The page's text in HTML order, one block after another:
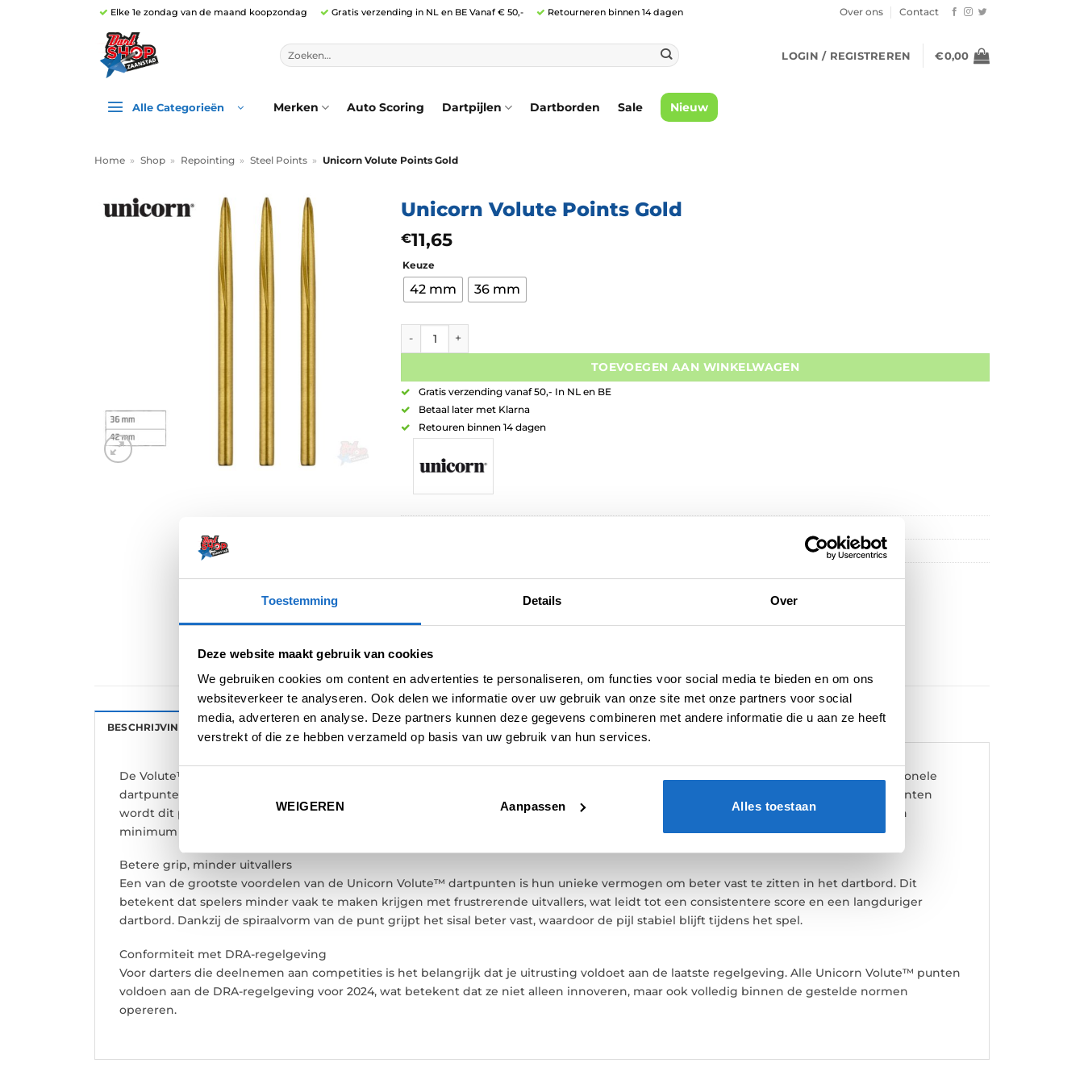
Toestemming Details Over
Deze website maakt gebruik van cookies
We gebruiken cookies om content en advertenties te personaliseren, om functies voor social media te bieden en om ons
websiteverkeer te analyseren. Ook delen we informatie over uw gebruik van onze site met onze partners voor social
media, adverteren en analyse. Deze partners kunnen deze gegevens combineren met andere informatie die u aan ze heeft
verstrekt of die ze hebben verzameld op basis van uw gebruik van hun services.
WEIGEREN Aanpassen Alles toestaan
Elke 1e zondag van de maand koopzondag Gratis verzending in NL en BE Vanaf € 50,- Retourneren binnen 14 dagen Over ons Contact
Zoeken
naar:
LOGIN / REGISTREREN €0,00
Alle Categorieën Merken Auto Scoring Dartpijlen Dartborden Sale Nieuw
Home » Shop » Repointing » Steel Points » Unicorn Volute Points Gold
Unicorn Volute Points Gold
€11,65
Keuze
42 mm 36 mm
TOEVOEGEN AAN WINKELWAGEN
Gratis verzending vanaf 50,- In NL en BE
Betaal later met Klarna
Retouren binnen 14 dagen
BESCHRIJVING AANVULLENDE INFORMATIE BEOORDELINGEN (0)
De Volute™ technologie van Unicorn is ontworpen om de weerstand te verminderen wanneer de dartpunt het dartbord raakt. Traditionele
dartpunten kunnen soms het sisal verplaatsen, wat resulteert in uitvallende pijlen en beschadiging van het dartbord. Met Volute™ punten
wordt dit probleem drastisch verminderd, dankzij het spiraalontwerp dat de dartpunt stevig in het sisal verankert en uitvallers tot een
minimum beperkt.
Betere grip, minder uitvallers
Een van de grootste voordelen van de Unicorn Volute™ dartpunten is hun unieke vermogen om beter vast te zitten in het dartbord. Dit
betekent dat spelers minder vaak te maken krijgen met frustrerende uitvallers, wat leidt tot een consistentere score en een langduriger
dartbord. Dankzij de spiraalvorm van de punt grijpt het sisal beter vast, waardoor de pijl stabiel blijft tijdens het spel.
Conformiteit met DRA-regelgeving
Voor darters die deelnemen aan competities is het belangrijk dat je uitrusting voldoet aan de laatste regelgeving. Alle Unicorn Volute™ punten
voldoen aan de DRA-regelgeving voor 2024, wat betekent dat ze niet alleen innoveren, maar ook volledig binnen de gestelde normen
opereren.